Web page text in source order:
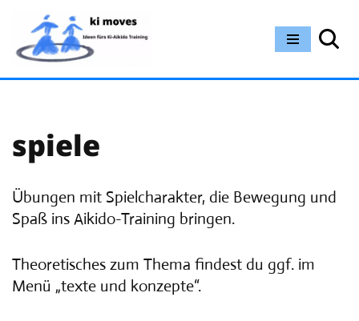
spiele
Übungen mit Spielcharakter, die Bewegung und
Spaß ins Aikido-Training bringen.
Theoretisches zum Thema findest du ggf. im
Menü „texte und konzepte“.